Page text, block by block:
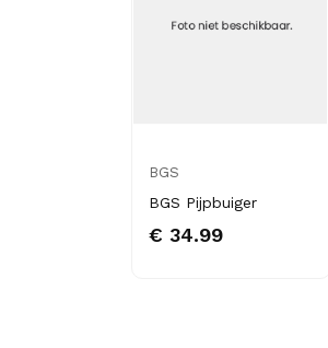
BGS
BGS Pijpbuiger
€ 34.99